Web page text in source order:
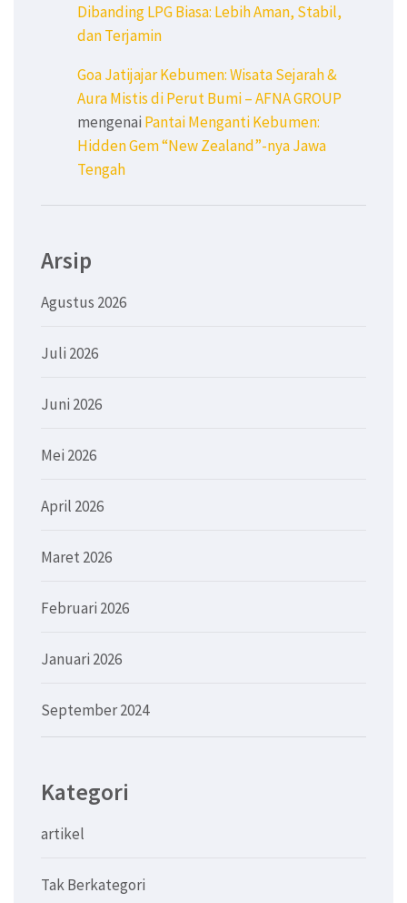
Dibanding LPG Biasa: Lebih Aman, Stabil,
dan Terjamin
Goa Jatijajar Kebumen: Wisata Sejarah &
Aura Mistis di Perut Bumi – AFNA GROUP
mengenai Pantai Menganti Kebumen:
Hidden Gem “New Zealand”-nya Jawa
Tengah
Arsip
Agustus 2026
Juli 2026
Juni 2026
Mei 2026
April 2026
Maret 2026
Februari 2026
Januari 2026
September 2024
Kategori
artikel
Tak Berkategori